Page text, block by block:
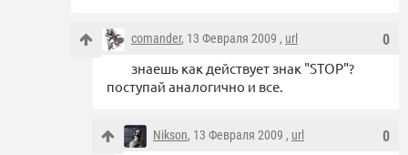
0
comander, 13 Февраля 2009 , url
знаешь как действует знак "STOP"?
поступай аналогично и все.
0
Nikson, 13 Февраля 2009 , url